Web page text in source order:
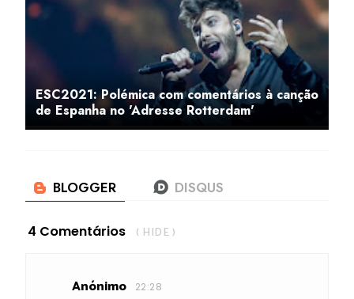
ESC2021: Polémica com comentários à canção
de Espanha no 'Adresse Rotterdam'
4 Comentários ( HIDE )
Anónimo 22:28